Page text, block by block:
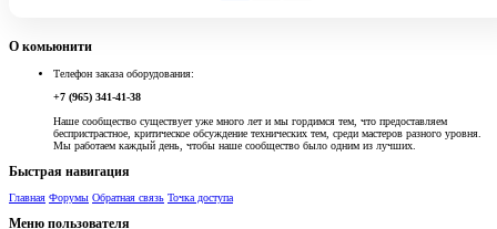
Russian (RU)
Обратная связь
Условия и правила
Политика конфиденциальности
Помощь
Главная